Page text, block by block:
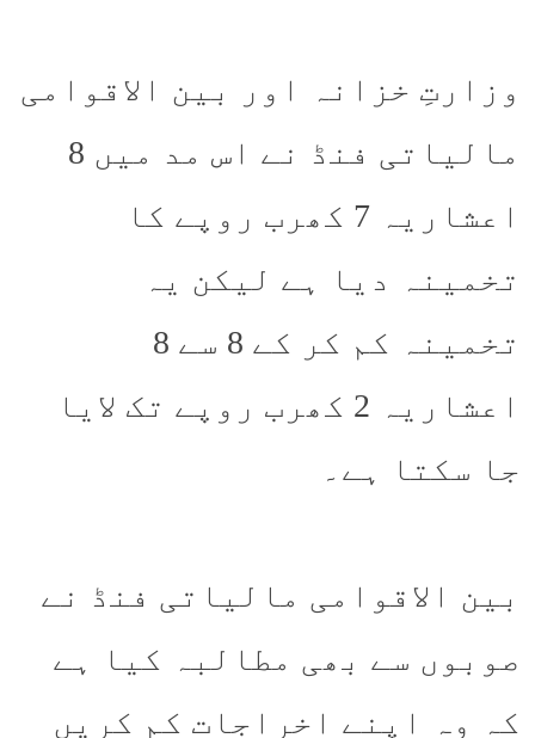
وزارتِ خزانہ اور بین الاقوامی
مالیاتی فنڈ نے اس مد میں 8
اعشاریہ 7 کھرب روپے کا
تخمینہ دیا ہے لیکن یہ
تخمینہ کم کر کے 8 سے 8
اعشاریہ 2 کھرب روپے تک لایا
جا سکتا ہے۔
بین الاقوامی مالیاتی فنڈ نے
صوبوں سے بھی مطالبہ کیا ہے
کہ وہ اپنے اخراجات کم کریں